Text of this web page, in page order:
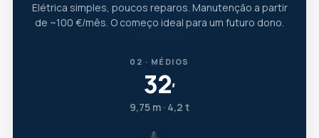
Elétrica simples, poucos reparos. Manutenção a partir
de ~100 €/mês. O começo ideal para um futuro dono.
02 · MÉDIOS
32′
9,75 m · 4,2 t